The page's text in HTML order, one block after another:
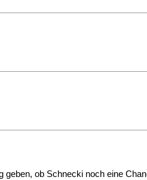
ob Schnecki noch eine